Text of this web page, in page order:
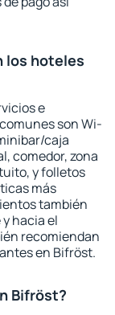
los hoteles
e
son Wi-
caja
comedor, zona
y folletos
más
también
hacia el
recomiendan
en Bifröst.
Bifröst?